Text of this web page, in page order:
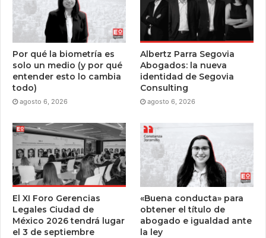
Por qué la biometría es
solo un medio (y por qué
entender esto lo cambia
todo)
agosto 6, 2026
Albertz Parra Segovia
Abogados: la nueva
identidad de Segovia
Consulting
agosto 6, 2026
El XI Foro Gerencias
Legales Ciudad de
México 2026 tendrá lugar
el 3 de septiembre
«Buena conducta» para
obtener el título de
abogado e igualdad ante
la ley